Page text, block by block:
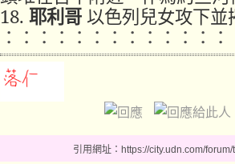
18. 耶利 哥 以色列兒女攻下並
：：：：：：：：：：：：
引用網址：https://city.udn.com/